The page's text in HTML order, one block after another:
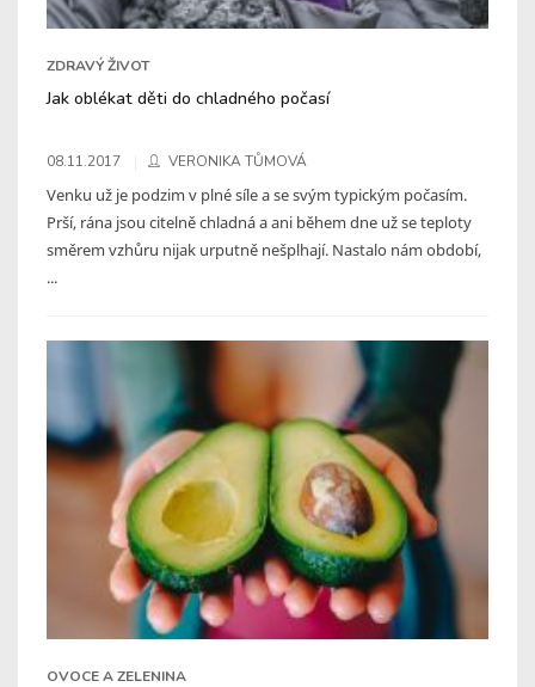
ZDRAVÝ ŽIVOT
Jak oblékat děti do chladného počasí
08.11.2017 VERONIKA TŮMOVÁ
Venku už je podzim v plné síle a se svým typickým počasím.
Prší, rána jsou citelně chladná a ani během dne už se teploty
směrem vzhůru nijak urputně nešplhají. Nastalo nám období,
...
OVOCE A ZELENINA